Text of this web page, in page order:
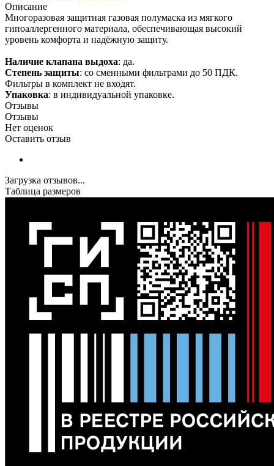
Описание
Многоразовая защитная газовая полумаска из мягкого
гипоаллергенного материала, обеспечивающая высокий
уровень комфорта и надёжную защиту.
Наличие клапана выдоха: да.
Степень защиты: со сменными фильтрами до 50 ПДК.
Фильтры в комплект не входят.
Упаковка: в индивидуальной упаковке.
Отзывы
Отзывы
Нет оценок
Оставить отзыв
Загрузка отзывов...
Таблица размеров